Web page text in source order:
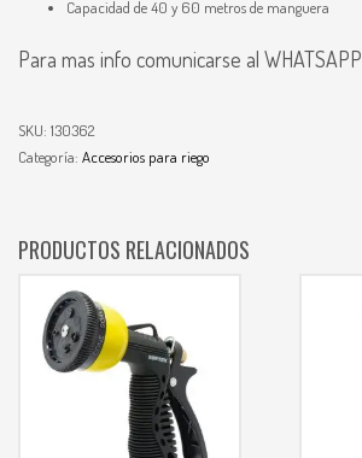
Capacidad de 40 y 60 metros de manguera
Para mas info comunicarse al WHATSAPP
SKU: 130362
Categoría: Accesorios para riego
PRODUCTOS RELACIONADOS